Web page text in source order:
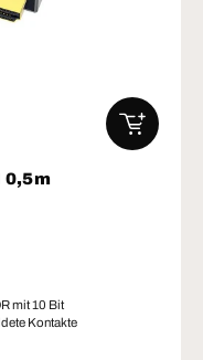
0,5m
mit 10 Bit
Kontakte
IN DEN